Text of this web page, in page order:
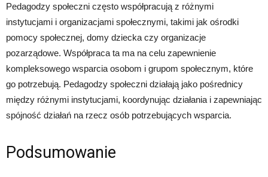
Pedagodzy społeczni często współpracują z różnymi
instytucjami i organizacjami społecznymi, takimi jak ośrodki
pomocy społecznej, domy dziecka czy organizacje
pozarządowe. Współpraca ta ma na celu zapewnienie
kompleksowego wsparcia osobom i grupom społecznym, które
go potrzebują. Pedagodzy społeczni działają jako pośrednicy
między różnymi instytucjami, koordynując działania i zapewniając
spójność działań na rzecz osób potrzebujących wsparcia.
Podsumowanie